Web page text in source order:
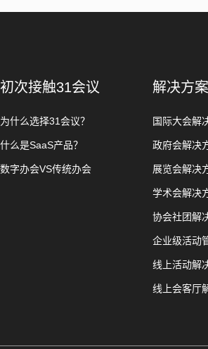
初次接触31会议
为什么选择31会议？
什么是SaaS产品？
数字办会VS传统办会
解决方案
国际大会解
政府会解决
展览会解决
学术会解决
协会社团解
企业级活动
线上活动解
线上会客厅